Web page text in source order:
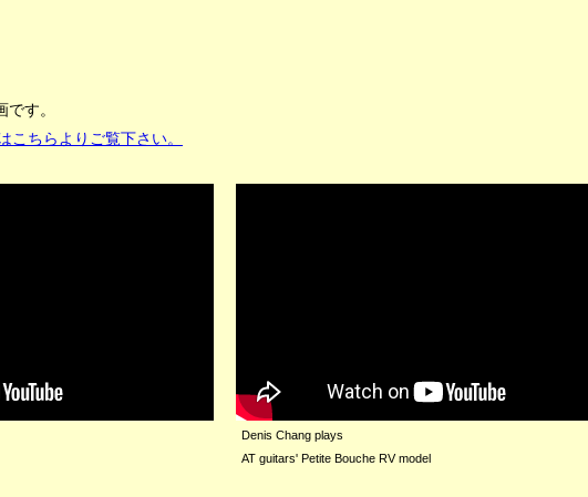
す。
こちらよりご覧下さい。
Denis Chang plays
AT guitars' Petite Bouche RV model